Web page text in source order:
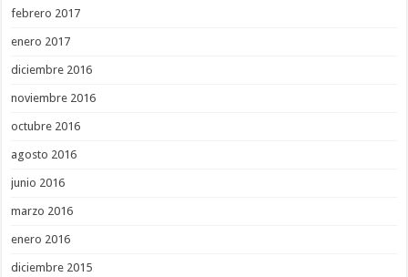
febrero 2017
enero 2017
diciembre 2016
noviembre 2016
octubre 2016
agosto 2016
junio 2016
marzo 2016
enero 2016
diciembre 2015